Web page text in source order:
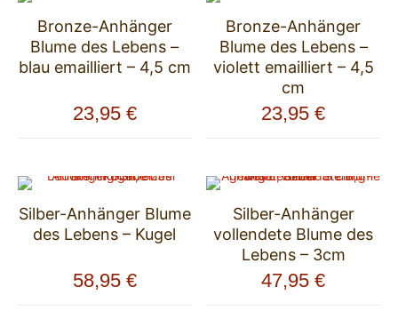
Bronze-Anhänger
Blume des Lebens –
blau emailliert – 4,5 cm
23,95 €
Bronze-Anhänger
Blume des Lebens –
violett emailliert – 4,5
cm
23,95€
Silber-Anhänger Blume
des Lebens – Kugel
58,95 €
Silber-Anhänger
vollendete Blume des
Lebens – 3cm
47,95€